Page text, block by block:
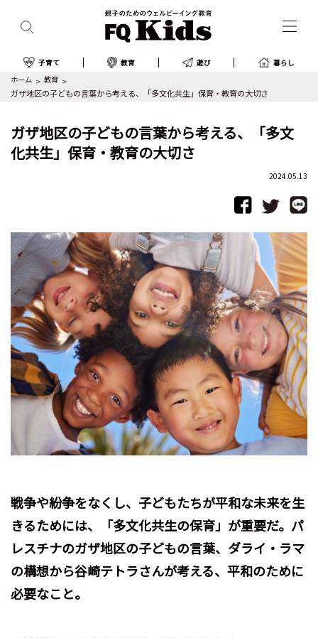
子育て 教育 遊び 暮らし
ホーム 教育
ガザ地区の子どもの言葉から考える、「多文化共生」保育・教育の大切さ
ガザ地区の子どもの言葉から考える、「多文
化共生」保育・教育の大切さ
2024.05.13
戦争や紛争をなくし、子どもたちが平和な未来を生
きるためには、「多文化共生の保育」が重要だ。パ
レスチナのガザ地区の子どもの言葉、ダライ・ラマ
の構想から谷崎テトラさんが考える、平和のために
必要なこと。